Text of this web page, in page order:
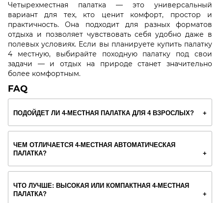
Четырехместная палатка — это универсальный
вариант для тех, кто ценит комфорт, простор и
практичность. Она подходит для разных форматов
отдыха и позволяет чувствовать себя удобно даже в
полевых условиях. Если вы планируете купить палатку
4 местную, выбирайте походную палатку под свои
задачи — и отдых на природе станет значительно
более комфортным.
FAQ
ПОДОЙДЕТ ЛИ 4-МЕСТНАЯ ПАЛАТКА ДЛЯ 4 ВЗРОСЛЫХ?
ЧЕМ ОТЛИЧАЕТСЯ 4-МЕСТНАЯ АВТОМАТИЧЕСКАЯ
ПАЛАТКА?
ЧТО ЛУЧШЕ: ВЫСОКАЯ ИЛИ КОМПАКТНАЯ 4-МЕСТНАЯ
ПАЛАТКА?